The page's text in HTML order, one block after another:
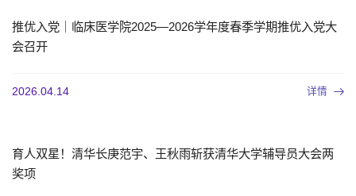
推优入党｜临床医学院2025—2026学年度春季学期推优入党大
会召开
2026.04.14 详情
育人双星！清华长庚范宇、王秋雨斩获清华大学辅导员大会两
奖项